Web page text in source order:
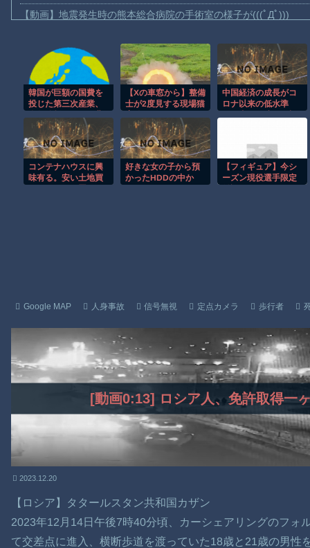
【動画】地震発生時の熊本総合病院の手術室の様子が(((ﾟДﾟ)))
【動画】首都高で4tトラックが原因の玉突き事故に巻き込まれた
【朗報】大人気漫画「GANTZ」がAmazonでなんと全巻100円ｗ
【動画】サッカーの試合中の落雷で選手1人が死亡、12人が負傷
【動画】名古屋栄で不良外人が警察官を突き飛ばす。逮捕しろや
【動画】新型のさすまた、限界突破ｗｗｗｗｗｗ
【謎】広島県が頑なに「はだしのゲンコラボ喫茶」をやらない理
韓国が巨額の国費を
投じた第三次産業、
惨すぎる結果が出て
しまった模様
【Xの車窓から】整備
士が2度見する現場猫
中国経済の成長がコ
ロナ以来の低水準
コンテナハウスに興
味有る。安い土地買
好きな女の子から預
かったHDDの中か
【フィギュア】今シ
ーズン現役選手限定
Google MAP 人身事故 信号無視 定点カメラ 歩行者
[動画0:13] ロシア人、免許取得一
2023.12.20
【ロシア】タタールスタン共和国カザン
2023年12月14日午後7時40分頃、カーシェアリングのフォ
て交差点に進入、横断歩道を渡っていた18歳と21歳の男性